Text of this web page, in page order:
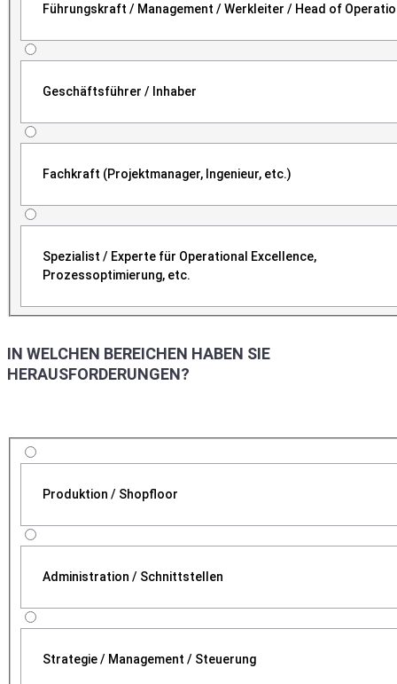
Führungskraft / Management / Werkleiter / Head of
Geschäftsführer / Inhaber
Fachkraft (Projektmanager, Ingenieur, etc.)
Spezialist / Experte für Operational Excellence,
Prozessoptimierung, etc.
IN WELCHEN BEREICHEN HABEN SIE
HERAUSFORDERUNGEN?
Produktion / Shopfloor
Administration / Schnittstellen
Strategie / Management / Steuerung